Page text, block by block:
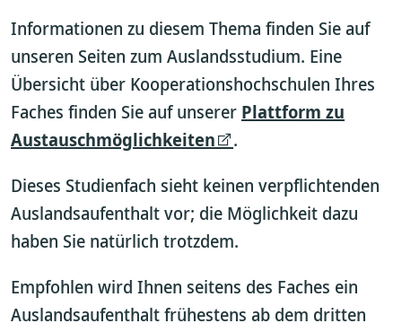
Informationen zu diesem Thema finden Sie auf
unseren Seiten zum Auslandsstudium. Eine
Übersicht über Kooperationshochschulen Ihres
Faches finden Sie auf unserer Plattform zu
Austauschmöglichkeiten
.
Dieses Studienfach sieht keinen verpflichtenden
Auslandsaufenthalt vor; die Möglichkeit dazu
haben Sie natürlich trotzdem.
Empfohlen wird Ihnen seitens des Faches ein
Auslandsaufenthalt frühestens ab dem dritten